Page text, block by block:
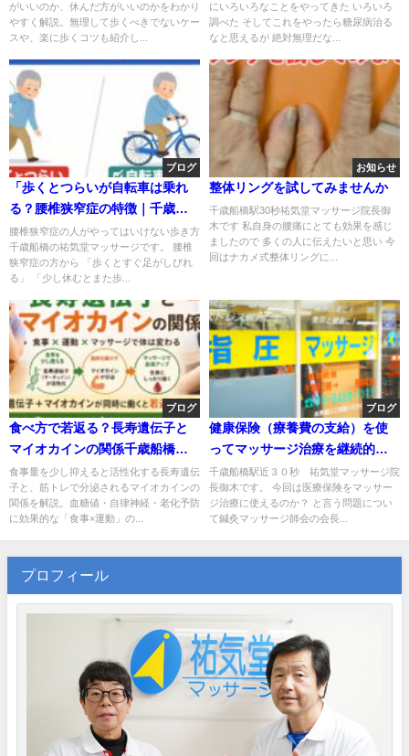
がいいのか、休んだ方がいいのかをわかり
やすく解説。無理して歩くべきでないケー
スや、楽に歩くコツも紹介し...
にいろいろなことをやってきた いろいろ
調べた そしてこれをやったら糖尿病治る
なと思えるが 絶対無理だな...
ブログ
「歩くとつらいが自転車は乗れ
る？腰椎狭窄症の特徴｜千歳船
橋 祐気堂マッサージ」
腰椎狭窄症の人がやってはいけない歩き方
千歳船橋の祐気堂マッサージです。 腰椎
狭窄症の方から 「歩くとすぐ足がしびれ
る」 「少し休むとまた歩...
お知らせ
整体リングを試してみませんか
千歳船橋駅30秒祐気堂マッサージ院長御
木です 私自身の腰痛にとても効果を感じ
ましたので 多くの人に伝えたいと思い 今
回はナカメ式整体リングに...
ブログ
食べ方で若返る？長寿遺伝子と
マイオカインの関係千歳船橋駅
祐気堂
食事量を少し抑えると活性化する長寿遺伝
子と、筋トレで分泌されるマイオカインの
関係を解説。血糖値・自律神経・老化予防
に効果的な「食事×運動」の...
ブログ
健康保険（療養費の支給）を使
ってマッサージ治療を継続的に
受ける方法について
千歳船橋駅近３０秒 祐気堂マッサージ院
長御木です。 今回は医療保険をマッサー
ジ治療に使えるのか？ と言う問題につい
て鍼灸マッサージ師会の会長...
プロフィール